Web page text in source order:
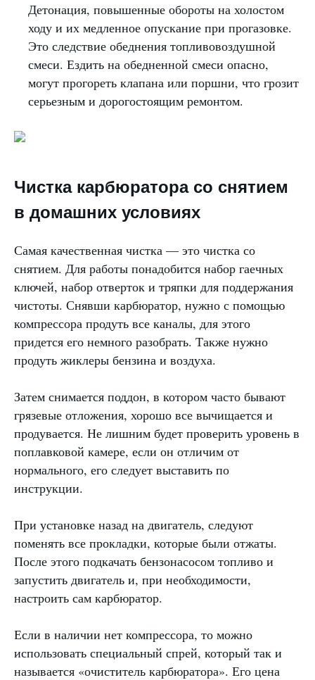
Детонация, повышенные обороты на холостом
ходу и их медленное опускание при прогазовке.
Это следствие обеднения топливовоздушной
смеси. Ездить на обедненной смеси опасно,
могут прогореть клапана или поршни, что грозит
серьезным и дорогостоящим ремонтом.
Чистка карбюратора со снятием
в домашних условиях
Самая качественная чистка — это чистка со
снятием. Для работы понадобится набор гаечных
ключей, набор отверток и тряпки для поддержания
чистоты. Снявши карбюратор, нужно с помощью
компрессора продуть все каналы, для этого
придется его немного разобрать. Также нужно
продуть жиклеры бензина и воздуха.
Затем снимается поддон, в котором часто бывают
грязевые отложения, хорошо все вычищается и
продувается. Не лишним будет проверить уровень в
поплавковой камере, если он отличим от
нормального, его следует выставить по
инструкции.
При установке назад на двигатель, следуют
поменять все прокладки, которые были отжаты.
После этого подкачать бензонасосом топливо и
запустить двигатель и, при необходимости,
настроить сам карбюратор.
Если в наличии нет компрессора, то можно
использовать специальный спрей, который так и
называется «очиститель карбюратора». Его цена